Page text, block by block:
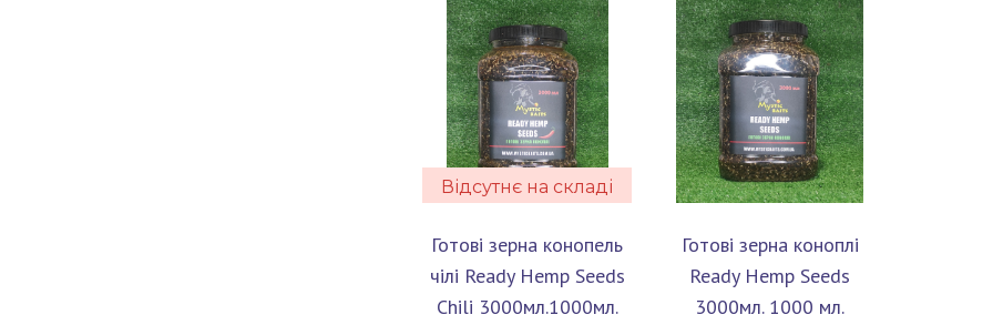
Відсутнє на складі
Готові зерна конопель
чілі Ready Hemp Seeds
Chili 3000мл.1000мл.
Готові зерна коноплі
Ready Hemp Seeds
3000мл. 1000 мл.